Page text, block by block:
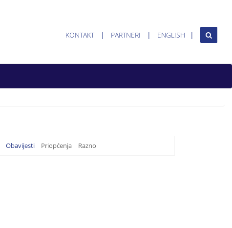
KONTAKT PARTNERI ENGLISH
Obavijesti Priopćenja Razno